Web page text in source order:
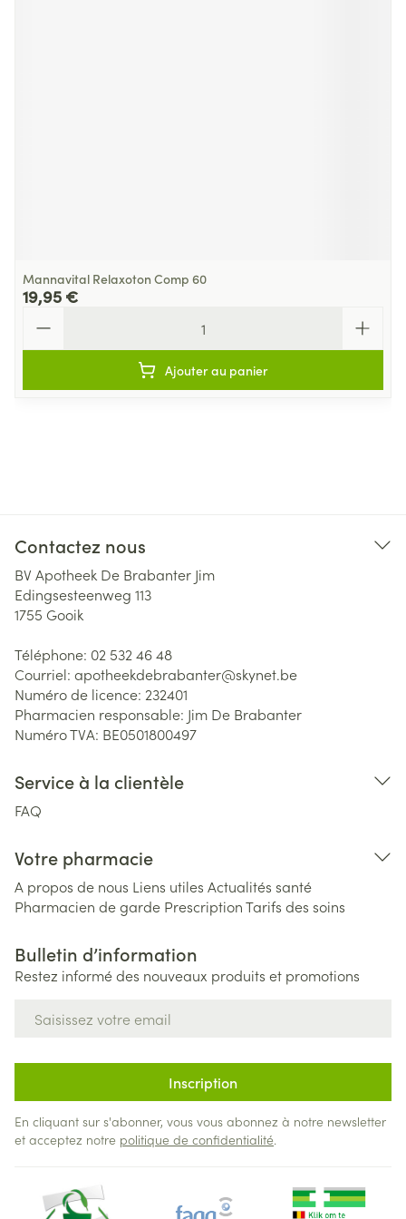
Mannavital Relaxoton Comp 60
19,95 €
Ajouter au panier
Contactez nous
BV Apotheek De Brabanter Jim
Edingsesteenweg 113
1755 Gooik
Téléphone: 02 532 46 48
Courriel: apotheekdebrabanter@skynet.be
Numéro de licence: 232401
Pharmacien responsable: Jim De Brabanter
Numéro TVA: BE0501800497
Service à la clientèle
FAQ
Votre pharmacie
A propos de nous Liens utiles Actualités santé
Pharmacien de garde PrescriptionTarifs des soins
Bulletin d’information
Restez informé des nouveaux produits et promotions
Inscription
En cliquant sur s'abonner, vous vous abonnez à notre newsletter
et acceptez notre politique de confidentialité.